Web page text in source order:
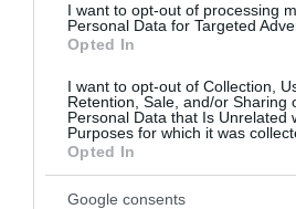
I want to opt-out of processing
Personal Data for Targeted
Opted In
I want to opt-out of Collection,
Retention, Sale, and/or Sharing
Personal Data that Is Unrelated
Purposes for which it was
Opted In
Google consents